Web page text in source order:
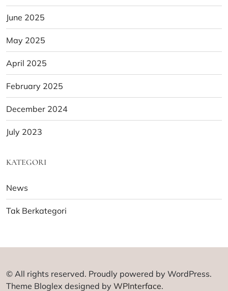
June 2025
May 2025
April 2025
February 2025
December 2024
July 2023
KATEGORI
News
Tak Berkategori
© All rights reserved. Proudly powered by WordPress.
Theme Bloglex designed by WPInterface.